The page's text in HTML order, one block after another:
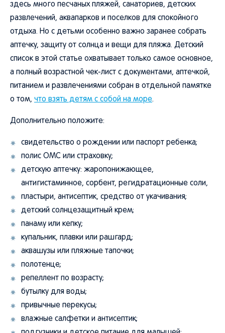
здесь много песчаных пляжей, санаториев, детских
развлечений, аквапарков и поселков для спокойного
отдыха. Но с детьми особенно важно заранее собрать
аптечку, защиту от солнца и вещи для пляжа. Детский
список в этой статье охватывает только самое основное,
а полный возрастной чек-лист с документами, аптечкой,
питанием и развлечениями собран в отдельной памятке
о том, что взять детям с собой на море.
Дополнительно положите:
свидетельство о рождении или паспорт ребенка;
полис ОМС или страховку;
детскую аптечку: жаропонижающее,
антигистаминное, сорбент, регидратационные соли,
пластыри, антисептик, средство от укачивания;
детский солнцезащитный крем;
панаму или кепку;
купальник, плавки или рашгард;
аквашузы или пляжные тапочки;
полотенце;
репеллент по возрасту;
бутылку для воды;
привычные перекусы;
влажные салфетки и антисептик;